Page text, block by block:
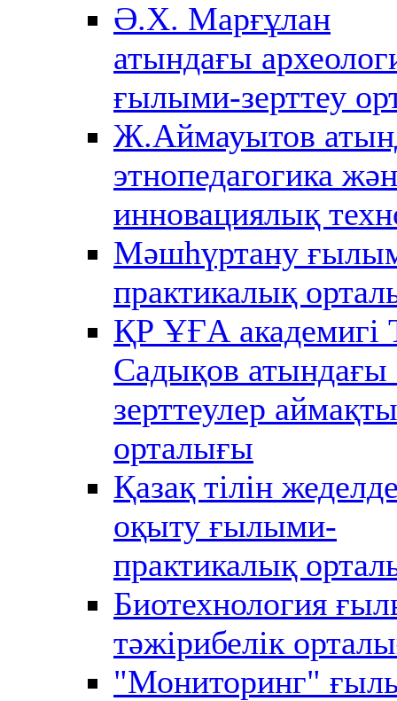
Ә.Х. Марғұлан
атындағы
ғылыми-зерттеу
Ж.Аймауытов
этнопедагогика
инновациялық
Мәшһүртану
практикалық
ҚР ҰҒА академигі
Садықов атындағы
зерттеулер
орталығы
Қазақ тілін
оқыту ғылыми-
практикалық
Биотехнология
тәжірибелік
"Мониторинг"